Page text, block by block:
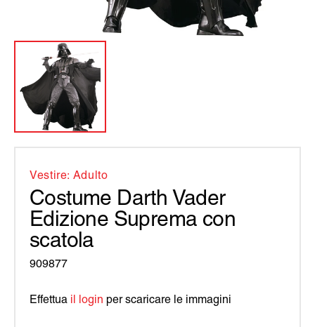
Vestire: Adulto
Costume Darth Vader
Edizione Suprema con
scatola
909877
Effettua il login per scaricare le immagini